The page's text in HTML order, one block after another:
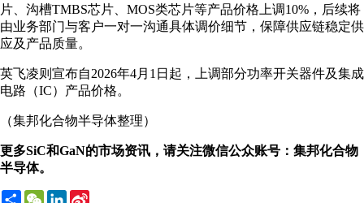
片、沟槽TMBS芯片、MOS类芯片等产品价格上调10%，后续将
由业务部门与客户一对一沟通具体调价细节，保障供应链稳定供
应及产品质量。
英飞凌则宣布自2026年4月1日起，上调部分功率开关器件及集成
电路（IC）产品价格。
（集邦化合物半导体整理）
更多SiC和GaN的市场资讯，请关注微信公众账号：集邦化合物
半导体。
ShareWeChatLinkedIn